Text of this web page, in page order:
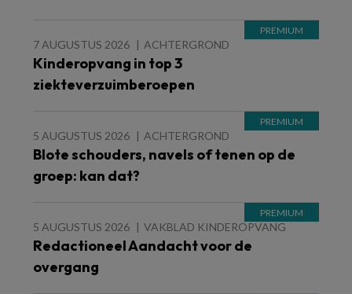
7 AUGUSTUS 2026 ACHTERGROND
Kinderopvang in top 3
ziekteverzuimberoepen
5 AUGUSTUS 2026 ACHTERGROND
Blote schouders, navels of tenen op de
groep: kan dat?
5 AUGUSTUS 2026 VAKBLAD KINDEROPVANG
Redactioneel Aandacht voor de
overgang